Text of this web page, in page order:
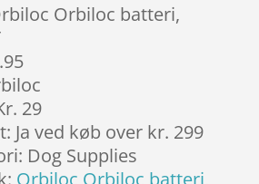
Orbiloc batteri,
29
Ja ved køb over kr. 299
Dog Supplies
Orbiloc Orbiloc batteri,